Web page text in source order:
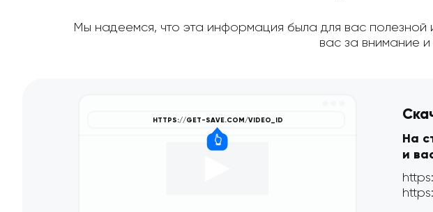
Мы надеемся, что эта информация была для вас
вас за внимание
На
и